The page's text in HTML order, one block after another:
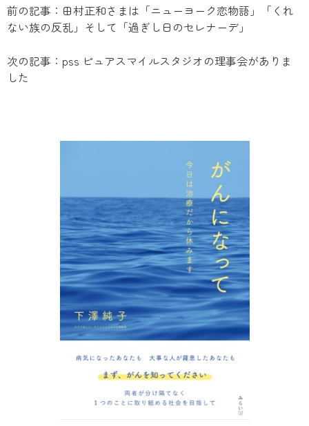
前の記事：田村正和さまは「ニューヨーク恋物語」「くれ
ない族の反乱」そして「過ぎし日のセレナーデ」
次の記事：pss ピュアスマイルスタジオの理事会がありま
した